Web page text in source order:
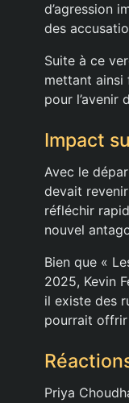
d’agression
des
Suite à ce
mettant ainsi
pour l’avenir
Impact
Avec le
devait
réfléchir
nouvel
Bien que «
2025, Kevin
il existe des
pourrait offrir
Priya